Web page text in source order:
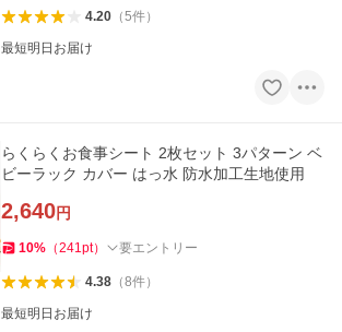
4.20（5件）
最短明日お届け
らくらくお食事シート 2枚セット 3パターン ベ
ビーラック カバー はっ水 防水加工生地使用
2,640円
10% （241pt） 要エントリー
4.38（8件）
最短明日お届け